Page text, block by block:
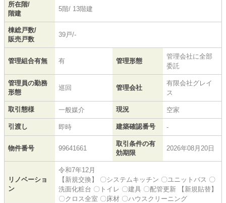
所在階/
階建
5階/ 13階建
棟総戸数/
販売戸数
39戸/-
管理組合有無 有 管理形態
管理会社に全部
委託
管理員の勤務
形態
巡回 管理会社
有限会社グレイ
ス
取引態様 一般媒介 現況 空家
引渡し 即時 建築確認番号 -
物件番号 99641661
取引条件の有
効期限
2026年08月20日
リノベーショ
ン
令和7年12月
【新規交換】 〇システムキッチン 〇ユニットバス 〇
洗面化粧台 〇トイレ 〇建具 〇配管更新 【新規貼替】
〇クロス全室 〇床材 〇ハウスクリーニング